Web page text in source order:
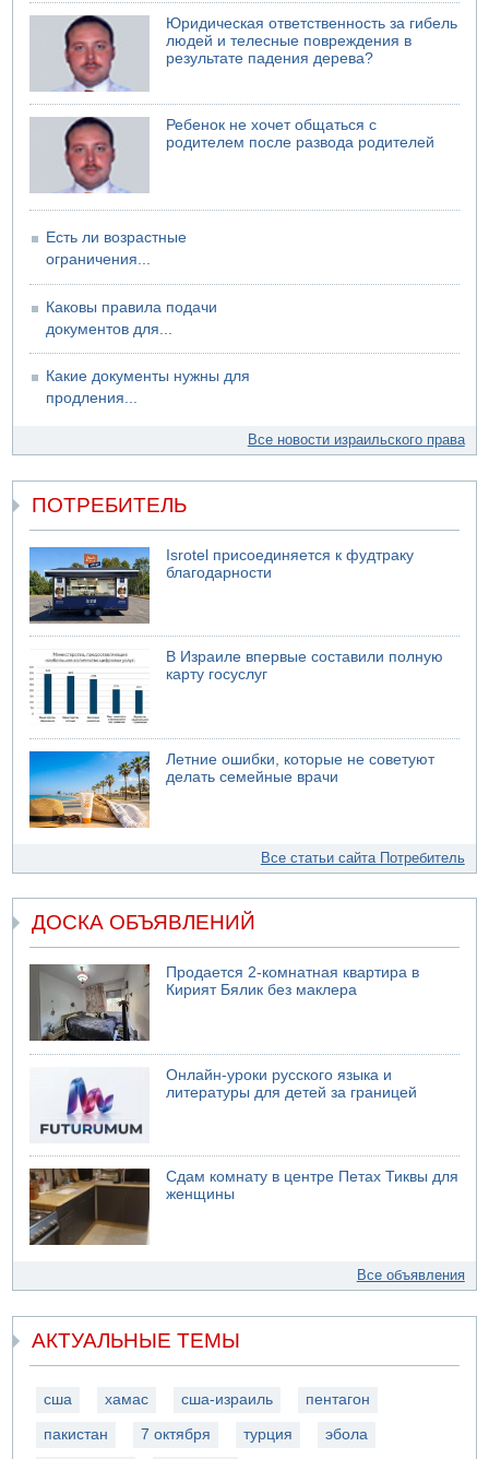
Юридическая ответственность за гибель
людей и телесные повреждения в
результате падения дерева?
Ребенок не хочет общаться с
родителем после развода родителей
Есть ли возрастные
ограничения...
Каковы правила подачи
документов для...
Какие документы нужны для
продления...
Все новости израильского права
ПОТРЕБИТЕЛЬ
Isrotel присоединяется к фудтраку
благодарности
В Израиле впервые составили полную
карту госуслуг
Летние ошибки, которые не советуют
делать семейные врачи
Все статьи сайта Потребитель
ДОСКА ОБЪЯВЛЕНИЙ
Продается 2-комнатная квартира в
Кирият Бялик без маклера
Онлайн-уроки русского языка и
литературы для детей за границей
Сдам комнату в центре Петах Тиквы для
женщины
Все объявления
АКТУАЛЬНЫЕ ТЕМЫ
сша хамас сша-израиль пентагон
пакистан 7 октября турция эбола